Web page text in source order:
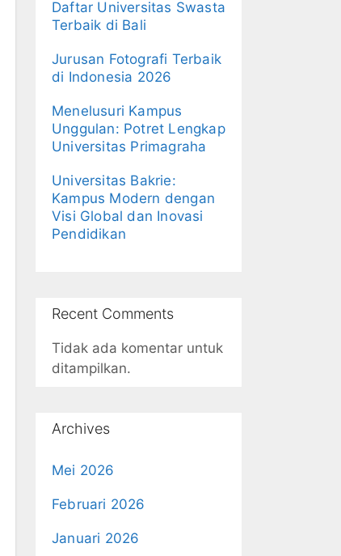
Daftar Universitas Swasta
Terbaik di Bali
Jurusan Fotografi Terbaik
di Indonesia 2026
Menelusuri Kampus
Unggulan: Potret Lengkap
Universitas Primagraha
Universitas Bakrie:
Kampus Modern dengan
Visi Global dan Inovasi
Pendidikan
Recent Comments
Tidak ada komentar untuk
ditampilkan.
Archives
Mei 2026
Februari 2026
Januari 2026